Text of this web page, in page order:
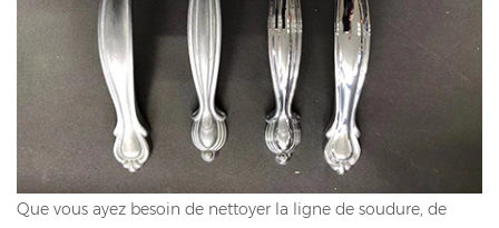
Que vous ayez besoin de nettoyer la ligne de soudure, de